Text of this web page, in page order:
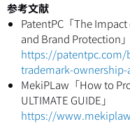
参考文献
PatentPC「The
and Brand Protection」
https://
trademark-
MekiPLaw「How to
ULTIMATE GUIDE」
https://